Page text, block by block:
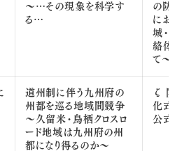
～…その現象を科学す
る…
の防
にお
城・
絡体
て～
道州制に伴う九州府の
州都を巡る地域間競争
～久留米・鳥栖クロスロ
ード地域は九州府の州
都になり得るのか～
ζ 関
化式
公式